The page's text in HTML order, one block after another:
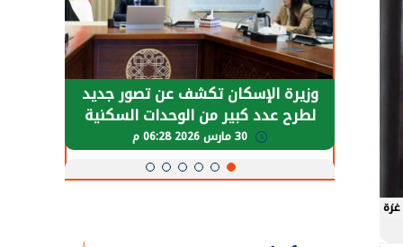
وزيرة الإسكان تكشف عن تصور جديد
لطرح عدد كبير من الوحدات السكنية
بنظام الإيجار